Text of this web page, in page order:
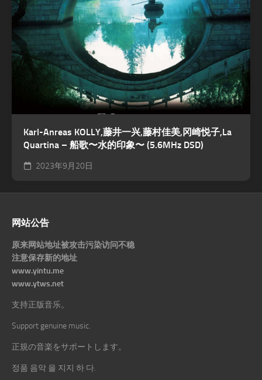
Karl-Anreas KOLLY,藤井一兴,藤村佳美,冈崎悦子,La
Quartina – 船歌〜水的印象〜 (5.6MHz DSD)
2023年9月20日
网站公告
原来网站地址被攻击污染访问不稳
注意保存新的地址
www.yintu.me
www.ytws.net
支持正版音乐。
Support genuine music.
正規の音楽をサポートします。
정품 음악 을 지지 하 다.